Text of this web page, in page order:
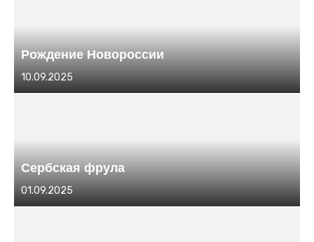
Рождение Новороссии
Размещено
в
10.09.2025
Сербская фрула
Размещено
в
01.09.2025